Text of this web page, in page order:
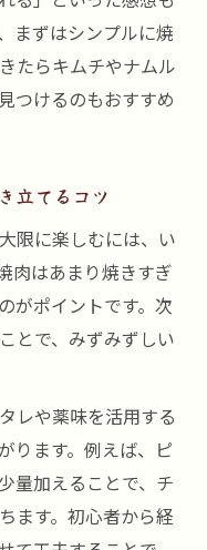
せで新発見多数
とで広がる風味
ぱり引き立てる
の役割と魅力
養面のメリット
チシャバの秘密
術まとめ
がる実践アイデ
み方をおさらい
バの活用法集
まずはシンプルに焼
たらキムチやナムル
つけるのもおすすめ
立てるコツ
限に楽しむには、い
肉はあまり焼きすぎ
がポイントです。次
とで、みずみずしい
レや薬味を活用する
ります。例えば、ピ
量加えることで、チ
ます。初心者から経